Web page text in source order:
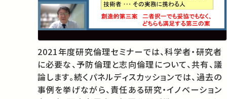
2021年度研究倫理セミナーでは、科学者・研究者
に必要な、予防倫理と志向倫理について、共有、議
論します。続くパネルディスカッションでは、過去の
事例を挙げながら、責任ある研究・イノベーション